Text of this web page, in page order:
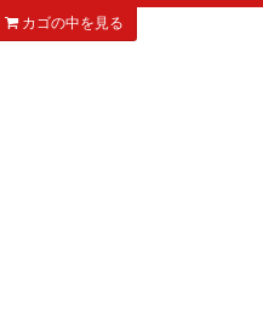
カゴの中を見る